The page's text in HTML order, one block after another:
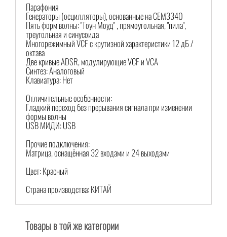
Парафония
Генераторы (осцилляторы), основанные на CEM3340
Пять форм волны: "Тоун Моуд" , прямоугольная, "пила",
треугольная и синусоида
Многорежимный VCF с крутизной характеристики 12 дБ /
октава
Две кривые ADSR, модулирующие VCF и VCA
Синтез: Аналоговый
Клавиатура: Нет
Отличительные особенности:
Гладкий переход без прерывания сигнала при изменении
формы волны
USB МИДИ: USB
Прочие подключения:
Матрица, оснащённая 32 входами и 24 выходами
Цвет: Красный
Страна производства: КИТАЙ
Товары в той же категории